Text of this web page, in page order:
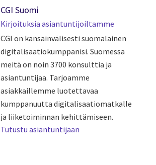
CGI Suomi
Kirjoituksia asiantuntijoiltamme
CGI on kansainvälisesti suomalainen
digitalisaatiokumppanisi. Suomessa
meitä on noin 3700 konsulttia ja
asiantuntijaa. Tarjoamme
asiakkaillemme luotettavaa
kumppanuutta digitalisaatiomatkalle
ja liiketoiminnan kehittämiseen.
Tutustu asiantuntijaan